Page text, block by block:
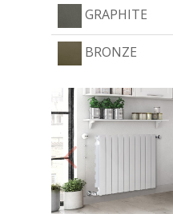
GRAPHITE
BRONZE